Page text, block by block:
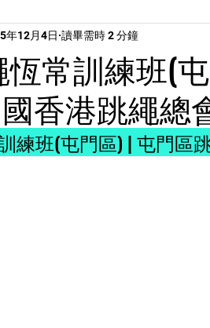
比賽資訊
常訓練班(
香港跳繩總
年12月4日 讀畢需時 2 分鐘
練班(屯門區) | 屯門區